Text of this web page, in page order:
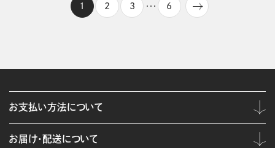
1 2 3 ・・・ 6
お支払い方法について
お届け・配送について